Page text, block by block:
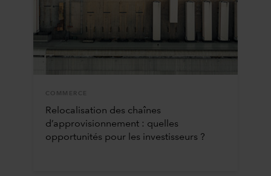
COMMERCE
Relocalisation des chaînes
d’approvisionnement : quelles
opportunités pour les investisseurs ?